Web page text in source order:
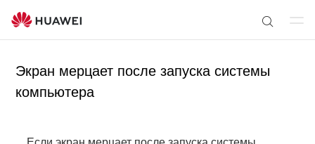
и
От
Экран мерцает после запуска системы
компьютера